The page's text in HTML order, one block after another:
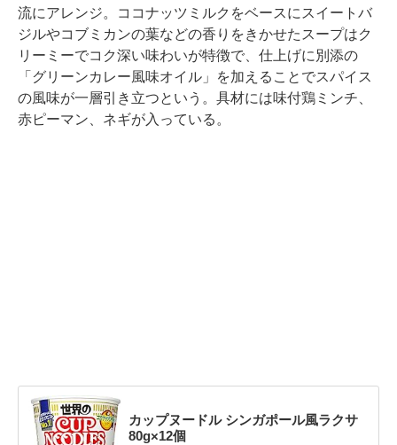
流にアレンジ。ココナッツミルクをベースにスイートバ
ジルやコブミカンの葉などの香りをきかせたスープはク
リーミーでコク深い味わいが特徴で、仕上げに別添の
「グリーンカレー風味オイル」を加えることでスパイス
の風味が一層引き立つという。具材には味付鶏ミンチ、
赤ピーマン、ネギが入っている。
カップヌードル シンガポール風ラクサ
80g×12個